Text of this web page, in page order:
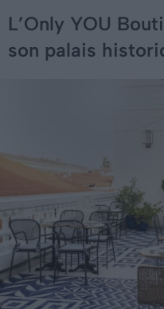
L’Only YOU
son palais